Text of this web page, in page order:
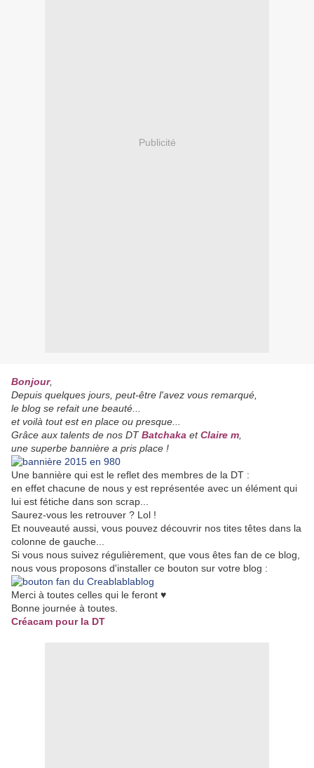
Publicité
Bonjour,
Depuis quelques jours, peut-être l'avez vous remarqué,
le blog se refait une beauté...
et voilà tout est en place ou presque...
Grâce aux talents de nos DTBatchaka etClaire m
une superbe bannière a pris place !
Une bannière qui est le reflet des membres de la DT :
en effet chacune de nous y est représentée avec un élément qui
lui est fétiche dans son scrap...
Saurez-vous les retrouver ? Lol !
Et nouveauté aussi, vous pouvez découvrir nos tites têtes dans la
colonne de gauche...
Si vous nous suivez régulièrement, que vous êtes fan de ce blog,
nous vous proposons d'installer ce bouton sur votre blog :
Merci à toutes celles qui le feront ♥
Bonne journée à toutes.
Créacam pour la DT